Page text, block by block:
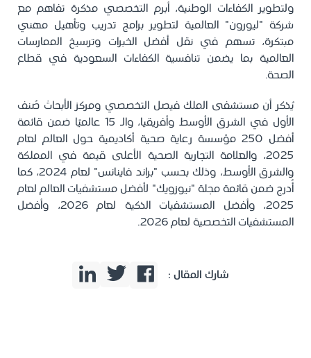
ولتطوير الكفاءات الوطنية، أبرم التخصصي مذكرة تفاهم مع
شركة "ليورون" العالمية لتطوير برامج تدريب وتأهيل مهني
مبتكرة، تسهم في نقل أفضل الخبرات وترسيخ الممارسات
العالمية بما يضمن تنافسية الكفاءات السعودية في قطاع
الصحة.
يُذكر أن مستشفى الملك فيصل التخصصي ومركز الأبحاث صُنف
الأول في الشرق الأوسط وأفريقيا، والـ 15 عالميًا ضمن قائمة
أفضل 250 مؤسسة رعاية صحية أكاديمية حول العالم لعام
2025، والعلامة التجارية الصحية الأعلى قيمة في المملكة
والشرق الأوسط، وذلك بحسب "براند فاينانس" لعام 2024، كما
أُدرج ضمن قائمة مجلة "نيوزويك" لأفضل مستشفيات العالم لعام
2025، وأفضل المستشفيات الذكية لعام 2026، وأفضل
المستشفيات التخصصية لعام 2026.
شارك المقال :